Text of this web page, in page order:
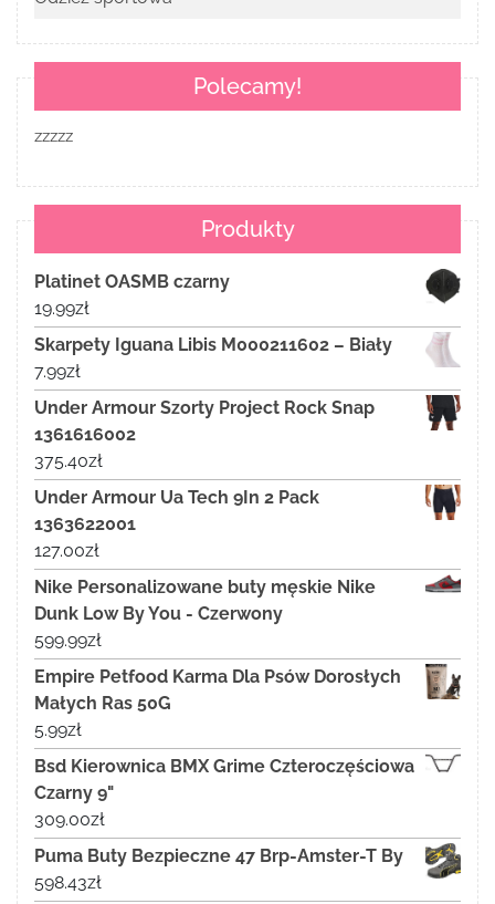
Polecamy!
zzzzz
Produkty
Platinet OASMB czarny
19.99zł
Skarpety Iguana Libis M000211602 – Biały
7.99zł
Under Armour Szorty Project Rock Snap
1361616002
375.40zł
Under Armour Ua Tech 9In 2 Pack
1363622001
127.00zł
Nike Personalizowane buty męskie Nike
Dunk Low By You - Czerwony
599.99zł
Empire Petfood Karma Dla Psów Dorosłych
Małych Ras 50G
5.99zł
Bsd Kierownica BMX Grime Czteroczęściowa
Czarny 9"
309.00zł
Puma Buty Bezpieczne 47 Brp-Amster-T By
598.43zł